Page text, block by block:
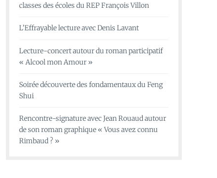
classes des écoles du REP François Villon
L’Effrayable lecture avec Denis Lavant
Lecture-concert autour du roman participatif
« Alcool mon Amour »
Soirée découverte des fondamentaux du Feng
Shui
Rencontre-signature avec Jean Rouaud autour
de son roman graphique « Vous avez connu
Rimbaud ? »